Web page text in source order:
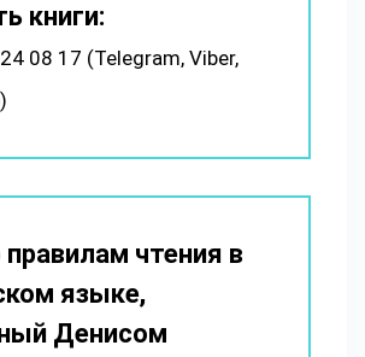
книги:
08 17 (Telegram, Viber,
правилам чтения в
языке,
Денисом